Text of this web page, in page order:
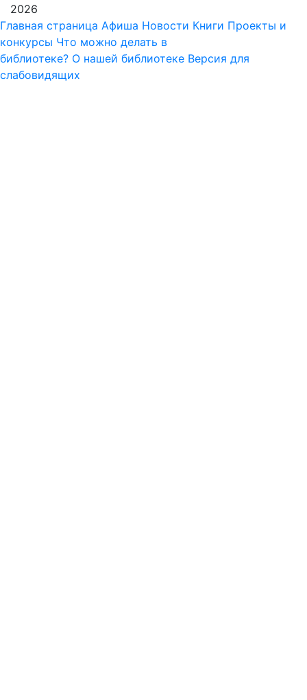
2026
Главная страница Афиша Новости Книги Проекты и
конкурсы Что можно делать в
библиотеке? О нашей библиотеке Версия для
слабовидящих